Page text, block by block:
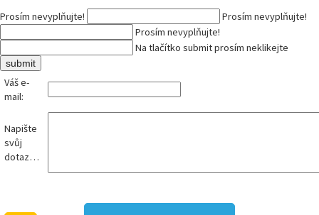
Prosím nevyplňujte!
Prosím nevyplňujte!
Prosím nevyplňujte!
Na tlačítko submit prosím neklikejte
Váš e-
mail:
Napište
svůj
dotaz…